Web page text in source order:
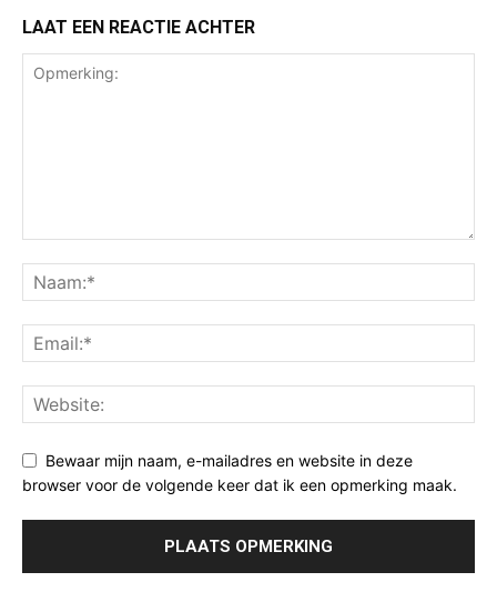
LAAT EEN REACTIE ACHTER
Bewaar mijn naam, e-mailadres en website in deze
browser voor de volgende keer dat ik een opmerking maak.